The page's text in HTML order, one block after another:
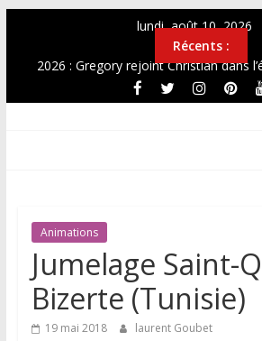
contenu
lundi, août 10, 2026
Récents :
2026 : Gregory rejoint Christian dans
Top12 féminin Mai 2026
Hauts-
De-
France
Animations
Jumelage Saint-
Bizerte (Tunisie)
19 mai 2018 laurent Goubet